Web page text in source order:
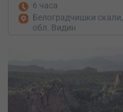
6 часа
Белоградчишки скали,
обл. Видин